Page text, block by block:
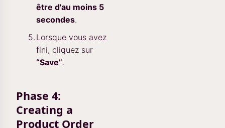
être d'au moins 5
secondes.
Lorsque vous avez
fini, cliquez sur
“Save”.
Phase 4:
Creating a
Product Order